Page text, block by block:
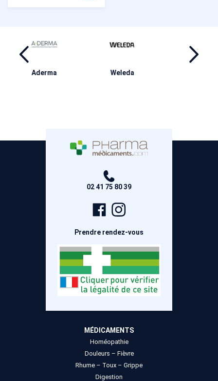
02 41 75 80 39
Page
Facebook
Prendre rendez-vous
MÉDICAMENTS
Homéopathie
Douleurs – Fièvre
Rhume – Toux – Grippe
Digestion